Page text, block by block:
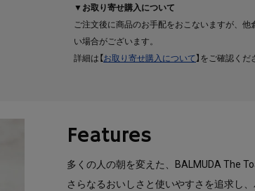
▼お取り寄せ購入について
ご注文後に商品のお手配をおこないますが、
い場合がございます。
詳細は【お取り寄せ購入について】をご確認くだ
Features
多くの人の朝を変えた、BALMUDA The
さらなるおいしさと使いやすさを追求し